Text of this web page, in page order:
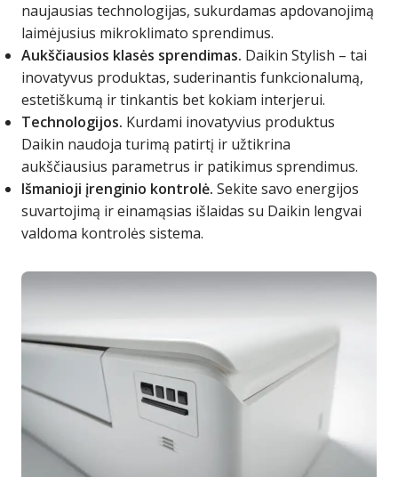
naujausias technologijas, sukurdamas apdovanojimą
laimėjusius mikroklimato sprendimus.
Aukščiausios klasės sprendimas. Daikin Stylish – tai
inovatyvus produktas, suderinantis funkcionalumą,
estetiškumą ir tinkantis bet kokiam interjerui.
Technologijos. Kurdami inovatyvius produktus
Daikin naudoja turimą patirtį ir užtikrina
aukščiausius parametrus ir patikimus sprendimus.
Išmanioji įrenginio kontrolė. Sekite savo energijos
suvartojimą ir einamąsias išlaidas su Daikin lengvai
valdoma kontrolės sistema.